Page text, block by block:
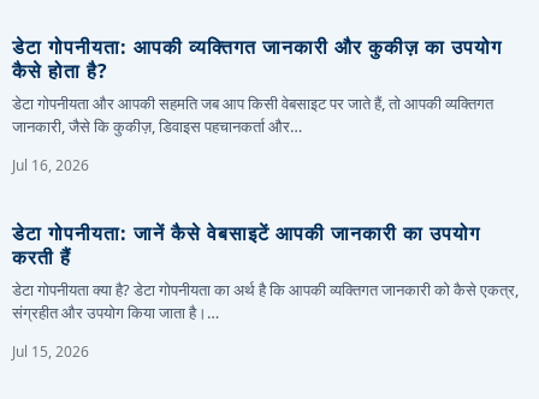
डेटा गोपनीयता: आपकी व्यक्तिगत जानकारी और कुकीज़ का उपयोग
कैसे होता है?
डेटा गोपनीयता और आपकी सहमति जब आप किसी वेबसाइट पर जाते हैं, तो आपकी व्यक्तिगत
जानकारी, जैसे कि कुकीज़, डिवाइस पहचानकर्ता और…
Jul 16, 2026
डेटा गोपनीयता: जानें कैसे वेबसाइटें आपकी जानकारी का उपयोग
करती हैं
डेटा गोपनीयता क्या है? डेटा गोपनीयता का अर्थ है कि आपकी व्यक्तिगत जानकारी को कैसे एकत्र,
संग्रहीत और उपयोग किया जाता है।…
Jul 15, 2026